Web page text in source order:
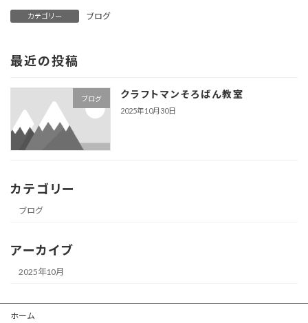
カテゴリー ブログ
最近の投稿
ブログ クラフトマンそろばん教室
2025年10月30日
カテゴリー
ブログ
アーカイブ
2025年10月
ホーム